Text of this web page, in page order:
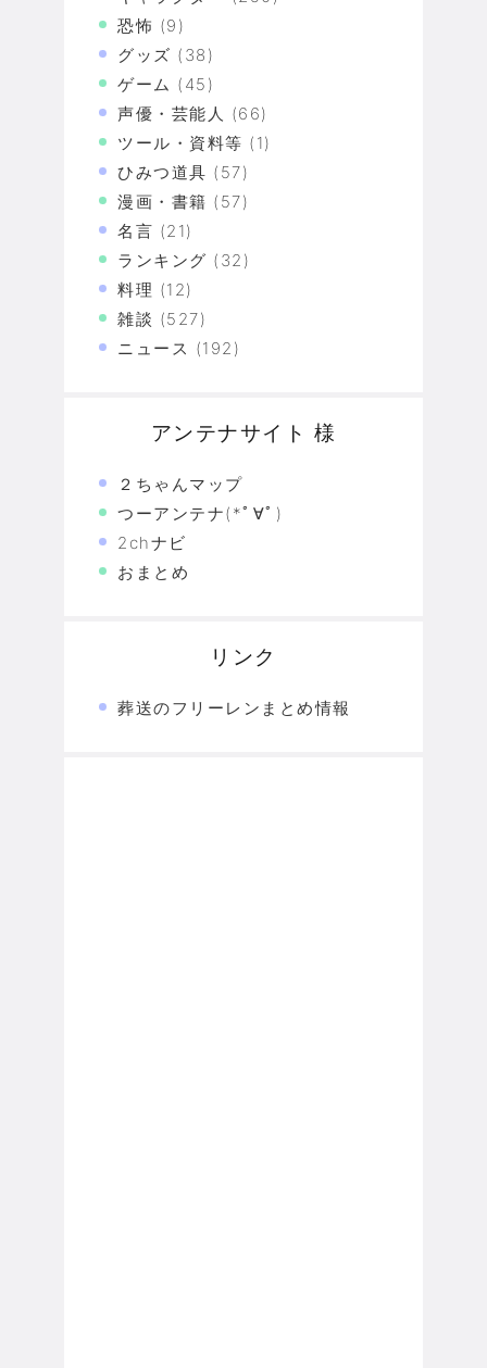
恐怖 (9)
グッズ (38)
ゲーム (45)
声優・芸能人 (66)
ツール・資料等 (1)
ひみつ道具 (57)
漫画・書籍 (57)
名言 (21)
ランキング (32)
料理 (12)
雑談 (527)
ニュース (192)
アンテナサイト 様
２ちゃんマップ
つーアンテナ(*ﾟ∀ﾟ)
2chナビ
おまとめ
リンク
葬送のフリーレンまとめ情報